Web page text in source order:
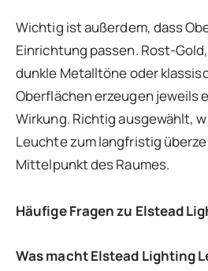
Wichtig ist außerdem, dass
Einrichtung passen. Rost-
dunkle Metalltöne oder
Oberflächen erzeugen jeweils
Wirkung. Richtig ausgewählt,
Leuchte zum langfristig
Mittelpunkt des Raumes.
Häufige Fragen zu Elstead
Was macht Elstead Lighting